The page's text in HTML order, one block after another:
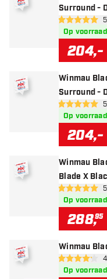
Surround -
5 score
Op voorraad
204,-
Winmau
Surround -
5 score
Op voorraad
204,-
Winmau
Blade X
5 score
Op voorraad
288,95
Winmau
4.2 score
Op voorraad